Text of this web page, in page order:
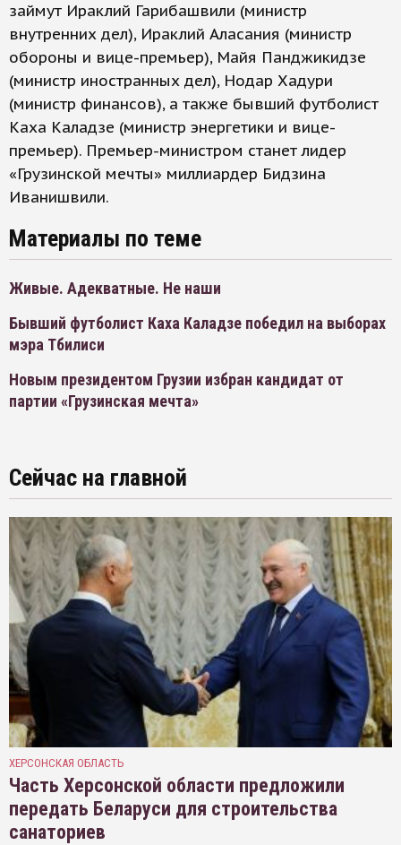
займут Ираклий Гарибашвили (министр
внутренних дел), Ираклий Аласания (министр
обороны и вице-премьер), Майя Панджикидзе
(министр иностранных дел), Нодар Хадури
(министр финансов), а также бывший футболист
Каха Каладзе (министр энергетики и вице-
премьер). Премьер-министром станет лидер
«Грузинской мечты» миллиардер Бидзина
Иванишвили.
Материалы по теме
Живые. Адекватные. Не наши
Бывший футболист Каха Каладзе победил на выборах
мэра Тбилиси
Новым президентом Грузии избран кандидат от
партии «Грузинская мечта»
Сейчас на главной
ХЕРСОНСКАЯ ОБЛАСТЬ
Часть Херсонской области предложили
передать Беларуси для строительства
санаториев